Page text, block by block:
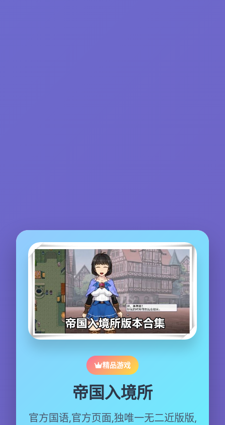
精品游戏
帝国入境所
官方国语,官方页面,独唯一无二近版版,